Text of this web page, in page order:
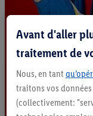
Avant d'aller
traitement de
Nous, en tant
traitons vos
(collectivement: